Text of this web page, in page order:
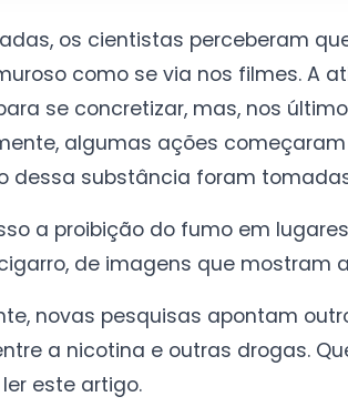
os cientistas perceberam
como se via nos filmes. A
se concretizar, mas, nos
algumas ações
dessa substância foram
a proibição do fumo em
de imagens que mostram
novas pesquisas apontam
a nicotina e outras drogas.
este artigo.